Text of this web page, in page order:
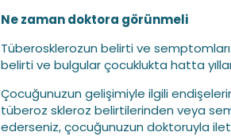
Ne zaman doktora görünmeli
Tüberosklerozun belirti ve
belirti ve bulgular çocuklukta hatta
Çocuğunuzun gelişimiyle ilgili
tüberoz skleroz belirtilerinden veya
ederseniz, çocuğunuzun doktoruyla